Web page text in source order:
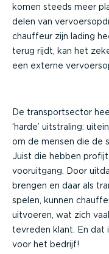
komen steeds meer
delen van
chauffeur zijn lading
terug rijdt, kan het
een externe
De transportsector
‘harde’ uitstraling:
om de mensen die de
Juist die hebben
vooruitgang. Door
brengen en daar als
spelen, kunnen
uitvoeren, wat zich
tevreden klant. En dat
voor het bedrijf!